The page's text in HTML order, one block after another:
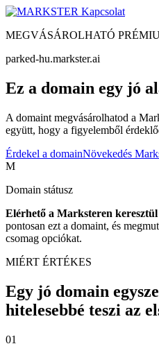
Kapcsolat
MEGVÁSÁROLHATÓ
parked-hu.markster.ai
Ez a domain egy jó
A domaint megvásárolhatod a
együtt, hogy a figyelemből
Érdekel a domainNövekedés
M
Domain státusz
Elérhető a Marksteren keresztül
pontosan ezt a domaint, és
csomag opciókat.
MIÉRT ÉRTÉKES
Egy jó domain
hitelesebbé teszi az
01